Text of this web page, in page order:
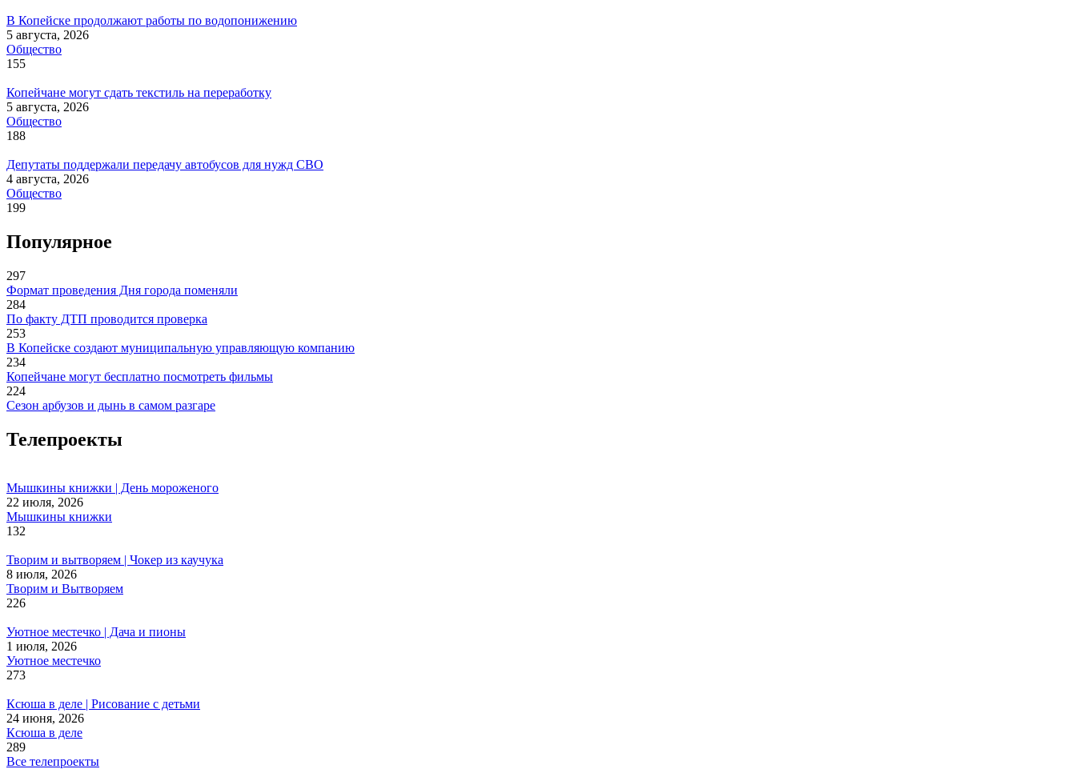
В Копейске продолжают работы по водопонижению
5 августа, 2026
Общество
155
Копейчане могут сдать текстиль на переработку
5 августа, 2026
Общество
188
Депутаты поддержали передачу автобусов для нужд СВО
4 августа, 2026
Общество
199
Популярное
297
Формат проведения Дня города поменяли
284
По факту ДТП проводится проверка
253
В Копейске создают муниципальную управляющую компанию
234
Копейчане могут бесплатно посмотреть фильмы
224
Сезон арбузов и дынь в самом разгаре
Телепроекты
Мышкины книжки | День мороженого
22 июля, 2026
Мышкины книжки
132
Творим и вытворяем | Чокер из каучука
8 июля, 2026
Творим и Вытворяем
226
Уютное местечко | Дача и пионы
1 июля, 2026
Уютное местечко
273
Ксюша в деле | Рисование с детьми
24 июня, 2026
Ксюша в деле
289
Все телепроекты